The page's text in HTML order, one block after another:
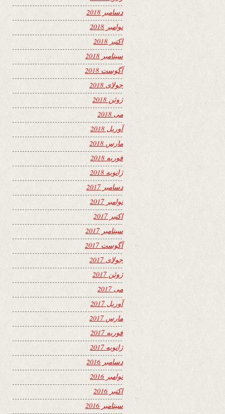
دسامبر 2018
نوامبر 2018
اکتبر 2018
سپتامبر 2018
آگوست 2018
جولای 2018
ژوئن 2018
می 2018
آوریل 2018
مارس 2018
فوریه 2018
ژانویه 2018
دسامبر 2017
نوامبر 2017
اکتبر 2017
سپتامبر 2017
آگوست 2017
جولای 2017
ژوئن 2017
می 2017
آوریل 2017
مارس 2017
فوریه 2017
ژانویه 2017
دسامبر 2016
نوامبر 2016
اکتبر 2016
سپتامبر 2016